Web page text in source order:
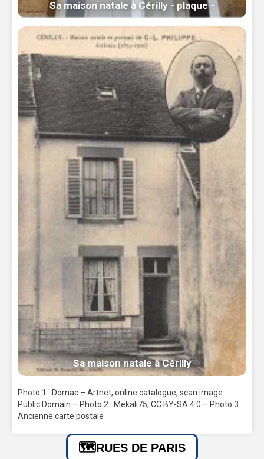
Sa maison natale à Cérilly - plaque -
Sa maison natale à Cérilly
Photo 1 : Dornac – Artnet, online catalogue, scan image
Public Domain – Photo 2 : Mekali75, CC BY-SA 4.0 – Photo 3 :
Ancienne carte postale
RUES DE PARIS